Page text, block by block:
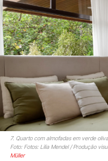
7. Quarto com almofadas em verde
Foto: Fotos: Lilia Mendel / Produção
Müller